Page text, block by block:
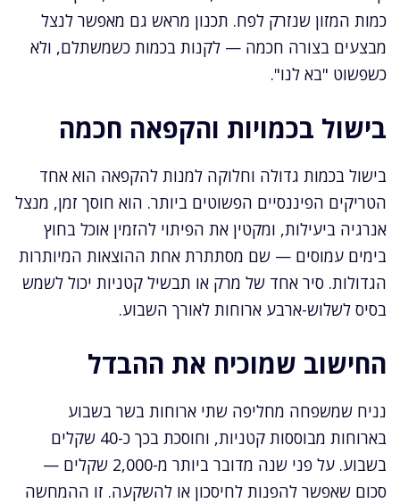
כמות המזון שנזרק לפח. תכנון מראש גם מאפשר לנצל
מבצעים בצורה חכמה — לקנות בכמות כשמשתלם, ולא
כשפשוט "בא לנו".
בישול בכמויות והקפאה חכמה
בישול בכמות גדולה וחלוקה למנות להקפאה הוא אחד
הטריקים הפיננסיים הפשוטים ביותר. הוא חוסך זמן, מנצל
אנרגיה ביעילות, ומקטין את הפיתוי להזמין אוכל בחוץ
בימים עמוסים — שם מסתתרת אחת ההוצאות המיותרות
הגדולות. סיר אחד של מרק או תבשיל קטניות יכול לשמש
בסיס לשלוש-ארבע ארוחות לאורך השבוע.
החישוב שמוכיח את ההבדל
נניח שמשפחה מחליפה שתי ארוחות בשר בשבוע
בארוחות מבוססות קטניות, וחוסכת בכך כ-40 שקלים
בשבוע. על פני שנה מדובר ביותר מ-2,000 שקלים —
סכום שאפשר להפנות לחיסכון או להשקעה. זו ההמחשה